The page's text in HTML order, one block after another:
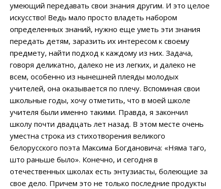
умеющий передавать свои знания другим. И это целое
искусство! Ведь мало просто владеть набором
определенных знаний, нужно еще уметь эти знания
передать детям, заразить их интересом к своему
предмету, найти подход к каждому из них. Задача,
говоря деликатно, далеко не из легких, и далеко не
всем, особенно из нынешней плеяды молодых
учителей, она оказывается по плечу. Вспоминая свои
школьные годы, хочу отметить, что в моей школе
учителя были именно такими. Правда, я закончил
школу почти двадцать лет назад. В этом месте очень
уместна строка из стихотворения великого
белорусского поэта Максима Богдановича: «Няма таго,
што раньше было». Конечно, и сегодня в
отечественных школах есть энтузиасты, болеющие за
свое дело. Причем это не только последние продукты